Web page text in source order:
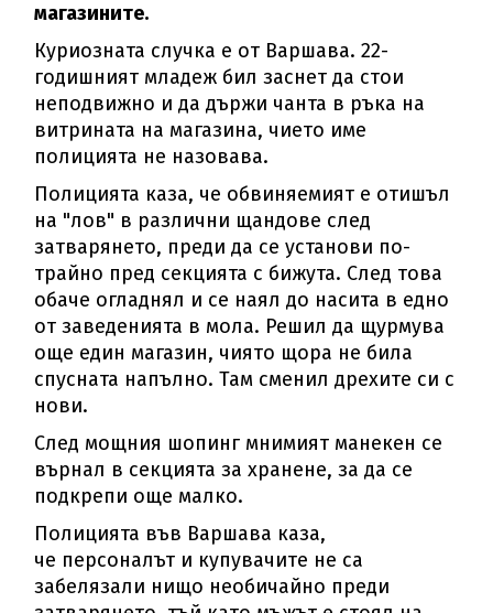
магазините.
Куриозната случка е от Варшава. 22-
годишният младеж бил заснет да стои
неподвижно и да държи чанта в ръка на
витрината на магазина, чието име
полицията не назовава.
Полицията каза, че обвиняемият е отишъл
на "лов" в различни щандове след
затварянето, преди да се установи по-
трайно пред секцията с бижута. След това
обаче огладнял и се наял до насита в едно
от заведенията в мола. Решил да щурмува
още един магазин, чиято щора не била
спусната напълно. Там сменил дрехите си с
нови.
След мощния шопинг мнимият манекен се
върнал в секцията за хранене, за да се
подкрепи още малко.
Полицията във Варшава каза,
че персоналът и купувачите не са
забелязали нищо необичайно преди